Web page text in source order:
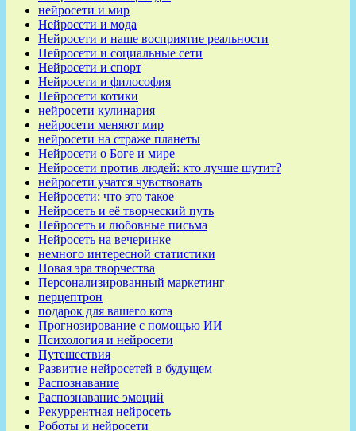
нейросети и мир
Нейросети и мода
Нейросети и наше восприятие реальности
Нейросети и социальные сети
Нейросети и спорт
Нейросети и философия
Нейросети котики
нейросети кулинария
нейросети меняют мир
нейросети на страже планеты
Нейросети о Боге и мире
Нейросети против людей: кто лучше шутит?
нейросети учатся чувствовать
Нейросети: что это такое
Нейросеть и её творческий путь
Нейросеть и любовные письма
Нейросеть на вечеринке
немного интересной статистики
Новая эра творчества
Персонализированный маркетинг
перцептрон
подарок для вашего кота
Прогнозирование с помощью ИИ
Психология и нейросети
Путешествия
Развитие нейросетей в будущем
Распознавание
Распознавание эмоций
Рекуррентная нейросеть
Роботы и нейросети